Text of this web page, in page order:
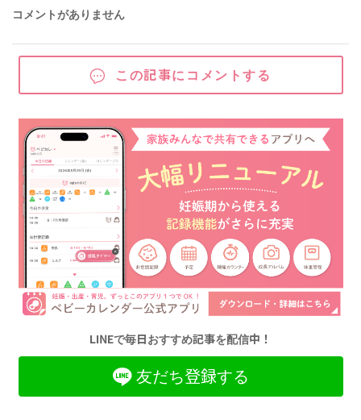
コメントがありません
この記事にコメントする
LINEで毎日おすすめ記事を配信中！
友だち登録する